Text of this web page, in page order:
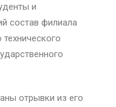
и
состав филиала
отрывки из его